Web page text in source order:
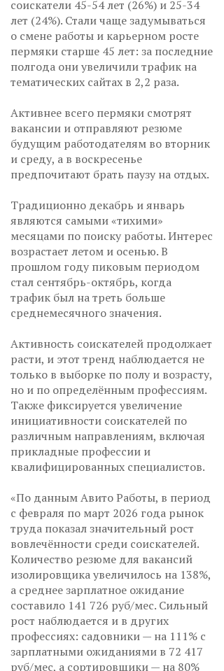
соискатели 45-54 лет (26%) и 25-34
лет (24%). Стали чаще задумываться
о смене работы и карьерном росте
пермяки старше 45 лет: за последние
полгода они увеличили трафик на
тематических сайтах в 2,2 раза.
Активнее всего пермяки смотрят
вакансии и отправляют резюме
будущим работодателям во вторник
и среду, а в воскресенье
предпочитают брать паузу на отдых.
Традиционно декабрь и январь
являются самыми «тихими»
месяцами по поиску работы. Интерес
возрастает летом и осенью. В
прошлом году пиковым периодом
стал сентябрь-октябрь, когда
трафик был на треть больше
среднемесячного значения.
Активность соискателей продолжает
расти, и этот тренд наблюдается не
только в выборке по полу и возрасту,
но и по определённым профессиям.
Также фиксируется увеличение
инициативности соискателей по
различным направлениям, включая
прикладные профессии и
квалифицированных специалистов.
«По данным Авито Работы, в период
с февраля по март 2026 года рынок
труда показал значительный рост
вовлечённости среди соискателей.
Количество резюме для вакансий
изолировщика увеличилось на 138%,
а среднее зарплатное ожидание
составило 141 726 руб/мес. Сильный
рост наблюдается и в других
профессиях: садовники — на 111% с
зарплатными ожиданиями в 72 417
руб/мес, а сортировщики — на 80%